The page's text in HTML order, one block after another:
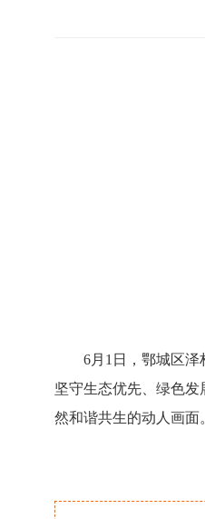
6月1日，鄂城区泽林
坚守生态优先、绿色
然和谐共生的动人画